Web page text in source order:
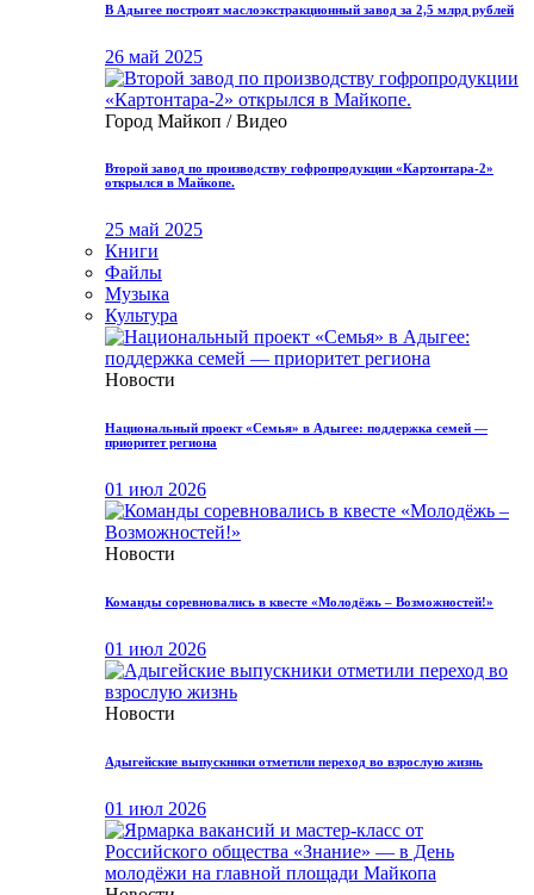
В Адыгее построят маслоэкстракционный завод за 2,5 млрд рублей
26 май 2025
Город Майкоп / Видео
Второй завод по производству гофропродукции «Картонтара-2»
открылся в Майкопе.
25 май 2025
Книги
Файлы
Музыка
Культура
Новости
Национальный проект «Семья» в Адыгее: поддержка семей —
приоритет региона
01 июл 2026
Новости
Команды соревновались в квесте «Молодёжь – Возможностей!»
01 июл 2026
Новости
Адыгейские выпускники отметили переход во взрослую жизнь
01 июл 2026